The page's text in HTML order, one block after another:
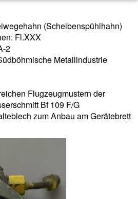
(Scheibenspühlhahn)
Fl.XXX
2
Metallindustrie
Flugzeugmustern der
Bf 109 F/G
zum Anbau am Gerätebrett